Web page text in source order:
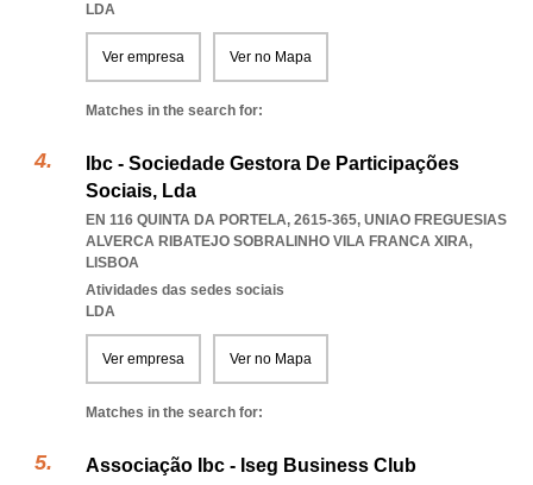
LDA
Ver empresa Ver no Mapa
Matches in the search for:
Ibc - Sociedade Gestora De Participações
Sociais, Lda
EN 116 QUINTA DA PORTELA, 2615-365, UNIAO FREGUESIAS
ALVERCA RIBATEJO SOBRALINHO VILA FRANCA XIRA,
LISBOA
Atividades das sedes sociais
LDA
Ver empresa Ver no Mapa
Matches in the search for:
Associação Ibc - Iseg Business Club